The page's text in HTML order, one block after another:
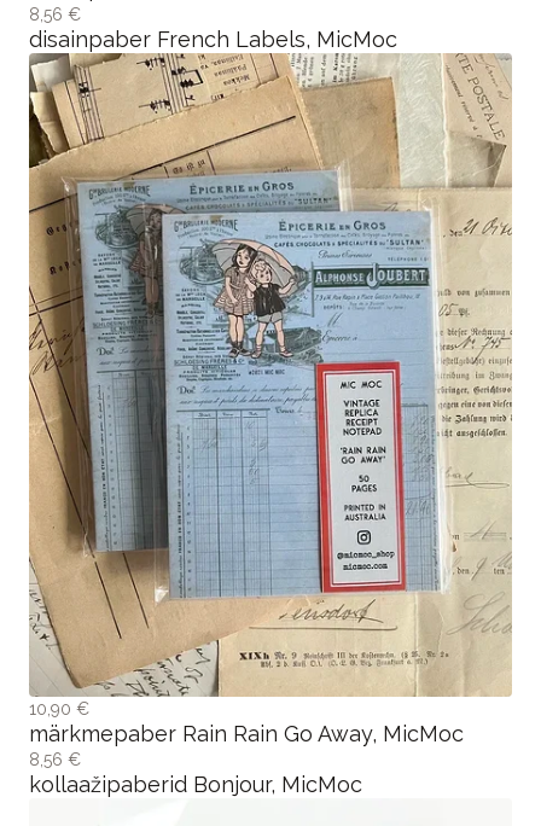
8,56 €
disainpaber French Labels, MicMoc
10,90 €
märkmepaber Rain Rain Go Away, MicMoc
8,56 €
kollaažipaberid Bonjour, MicMoc